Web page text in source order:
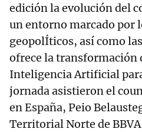
edición la evolución del
un entorno marcado por
geopolÍticos, así como
ofrece la transformación
Inteligencia Artificial
jornada asistieron el
en España, Peio
Territorial Norte de